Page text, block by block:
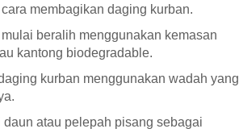
membagikan daging kurban.
beralih menggunakan kemasan
kantong biodegradable.
kurban menggunakan wadah yang
atau pelepah pisang sebagai